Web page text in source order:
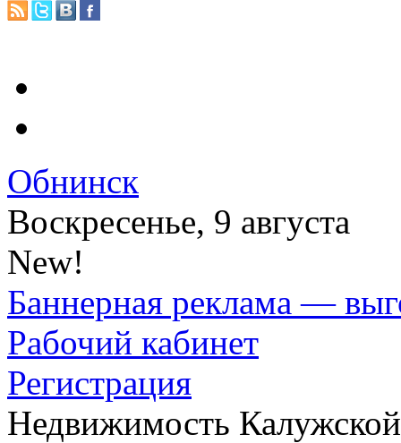
Обнинск
Воскресенье, 9 августа
New!
Баннерная реклама —
Рабочий кабинет
Регистрация
Недвижимость